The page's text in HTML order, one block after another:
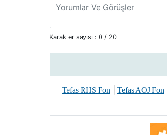
Karakter sayısı : 0 / 20
Tefas RHS Fon| Tefas AOJ Fon|